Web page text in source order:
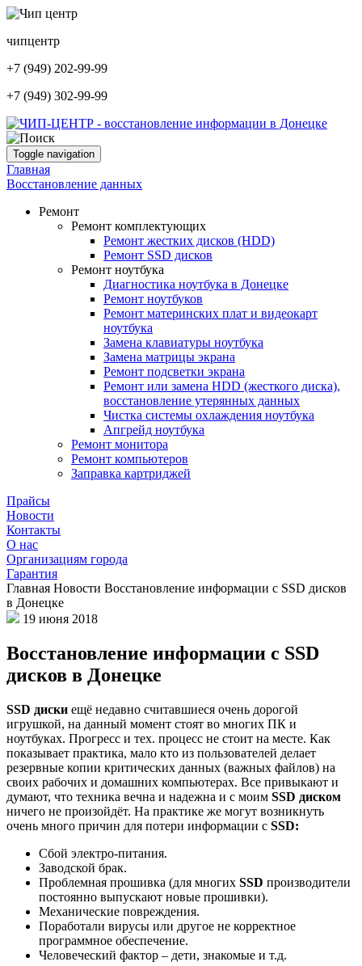
чипцентр
+7 (949) 202-99-99
+7 (949) 302-99-99
Toggle navigation
Главная
Восстановление данных
Ремонт
Ремонт комплектующих
Ремонт жестких дисков (HDD)
Ремонт SSD дисков
Ремонт ноутбука
Диагностика ноутбука в Донецке
Ремонт ноутбуков
Ремонт материнских плат и видеокарт
ноутбука
Замена клавиатуры ноутбука
Замена матрицы экрана
Ремонт подсветки экрана
Ремонт или замена HDD (жесткого диска),
восстановление утерянных данных
Чистка системы охлаждения ноутбука
Апгрейд ноутбука
Ремонт монитора
Ремонт компьютеров
Заправка картриджей
Прайсы
Новости
Контакты
О нас
Организациям города
Гарантия
Главная Новости Восстановление информации с SSD дисков
в Донецке
19 июня 2018
Восстановление информации с SSD
дисков в Донецке
SSD диски ещё недавно считавшиеся очень дорогой
игрушкой, на данный момент стоят во многих ПК и
ноутбуках. Прогресс и тех. процесс не стоит на месте. Как
показывает практика, мало кто из пользователей делает
резервные копии критических данных (важных файлов) на
своих рабочих и домашних компьютерах. Все привыкают и
думают, что техника вечна и надежна и с моим SSD диском
ничего не произойдёт. На практике же могут возникнуть
очень много причин для потери информации с SSD:
Сбой электро-питания.
Заводской брак.
Проблемная прошивка (для многих SSD производители
постоянно выпускают новые прошивки).
Механические повреждения.
Поработали вирусы или другое не корректное
программное обеспечение.
Человеческий фактор – дети, знакомые и т.д.